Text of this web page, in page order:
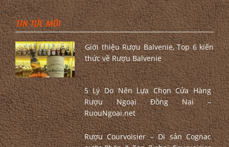
TIN TỨC MỚI
Giới thiệu Rượu Balvenie, Top 6 kiến
thức về Rượu Balvenie
5 Lý Do Nên Lựa Chọn Cửa Hàng
Rượu Ngoại Đồng Nai –
RuouNgoai.net
Rượu Courvoisier – Di sản Cognac